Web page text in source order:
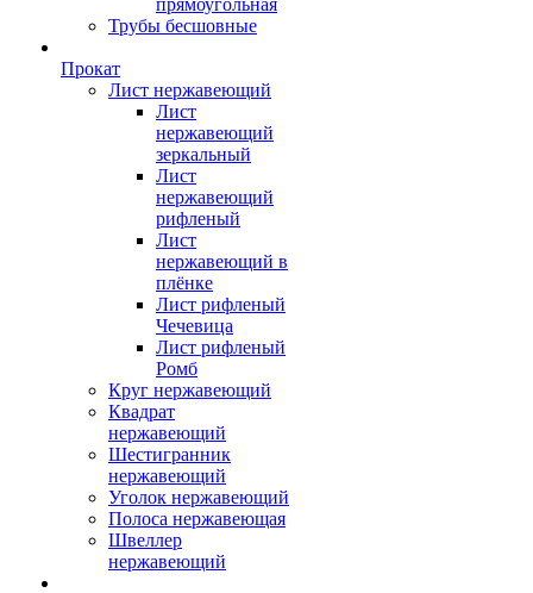
прямоугольная
Трубы бесшовные
Прокат
Лист нержавеющий
Лист
нержавеющий
зеркальный
Лист
нержавеющий
рифленый
Лист
нержавеющий в
плёнке
Лист рифленый
Чечевица
Лист рифленый
Ромб
Круг нержавеющий
Квадрат
нержавеющий
Шестигранник
нержавеющий
Уголок нержавеющий
Полоса нержавеющая
Швеллер
нержавеющий